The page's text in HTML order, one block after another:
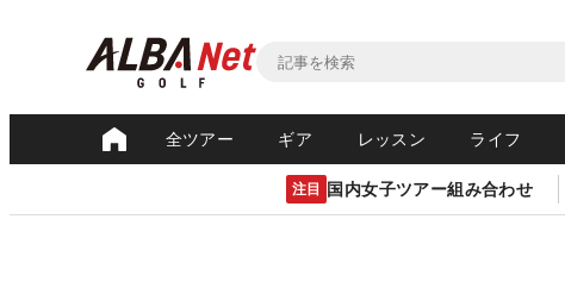
全ツアー ギア レッスン ライフ
注目 国内女子ツアー組み合わせ